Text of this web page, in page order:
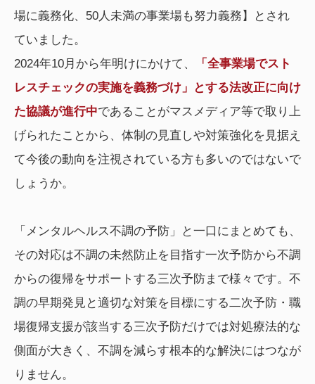
場に義務化、50人未満の事業場も努力義務】とされ
ていました。
2024年10月から年明けにかけて、
「全事業場でスト
レスチェックの実施を義務づけ」とする法改正に向け
た協議が進行中であることがマスメディア等で取り上
げられたことから、体制の見直しや対策強化を見据え
て今後の動向を注視されている方も多いのではないで
しょうか。
「メンタルヘルス不調の予防」と一口にまとめても、
その対応は不調の未然防止を目指す一次予防から不調
からの復帰をサポートする三次予防まで様々です。不
調の早期発見と適切な対策を目標にする二次予防・職
場復帰支援が該当する三次予防だけでは対処療法的な
側面が大きく、不調を減らす根本的な解決にはつなが
りません。